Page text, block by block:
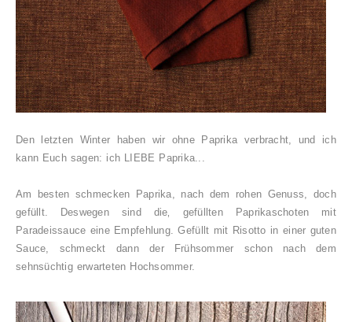
Den letzten Winter haben wir ohne Paprika verbracht, und ich
kann Euch sagen: ich LIEBE Paprika...
Am besten schmecken Paprika, nach dem rohen Genuss, doch
gefüllt. Deswegen sind die‚ gefüllten Paprikaschoten mit
Paradeissauce eine Empfehlung. Gefüllt mit Risotto in einer guten
Sauce, schmeckt dann der Frühsommer schon nach dem
sehnsüchtig erwarteten Hochsommer.